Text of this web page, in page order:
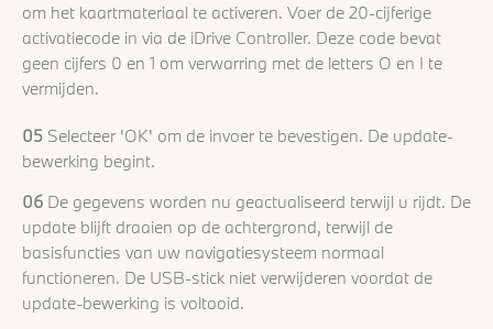
om het kaartmateriaal te activeren. Voer de 20-cijferige
activatiecode in via de iDrive Controller. Deze code bevat
geen cijfers 0 en 1 om verwarring met de letters O en I te
vermijden.
05 Selecteer 'OK' om de invoer te bevestigen. De update-
bewerking begint.
06 De gegevens worden nu geactualiseerd terwijl u rijdt. De
update blijft draaien op de achtergrond, terwijl de
basisfuncties van uw navigatiesysteem normaal
functioneren. De USB-stick niet verwijderen voordat de
update-bewerking is voltooid.